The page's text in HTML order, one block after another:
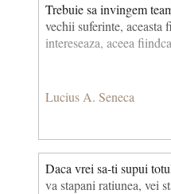
Trebuie sa invingem
vechii suferinte, aceasta
intereseaza, aceea
Lucius A. Seneca
Daca vrei sa-ti supui
va stapani ratiunea, vei